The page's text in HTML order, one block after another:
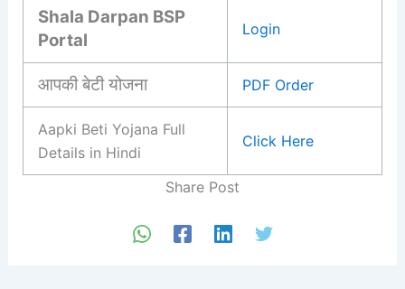
Shala Darpan BSP
Portal
Login
आपकी बेटी योजना PDF Order
Aapki Beti Yojana Full
Details in Hindi
Click Here
Share Post